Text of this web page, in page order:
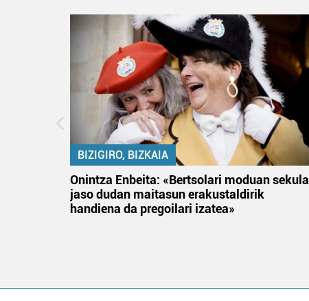
BIZIGIRO, BIZKAIA
Onintza Enbeita: «Bertsolari moduan sekula
jaso dudan maitasun erakustaldirik
handiena da pregoilari izatea»